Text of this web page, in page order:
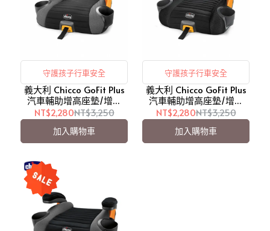
守護孩子行車安全
義大利 Chicco GoFit Plus
汽車輔助增高座墊/增高
墊/輔助墊-大道灰【愛吾
兒】
NT$2,280NT$3,250
加入購物車
守護孩子行車安全
義大利 Chicco GoFit Plus
汽車輔助增高座墊/增高
墊/輔助墊-鋼鐵黑【愛吾
兒】
NT$2,280NT$3,250
加入購物車